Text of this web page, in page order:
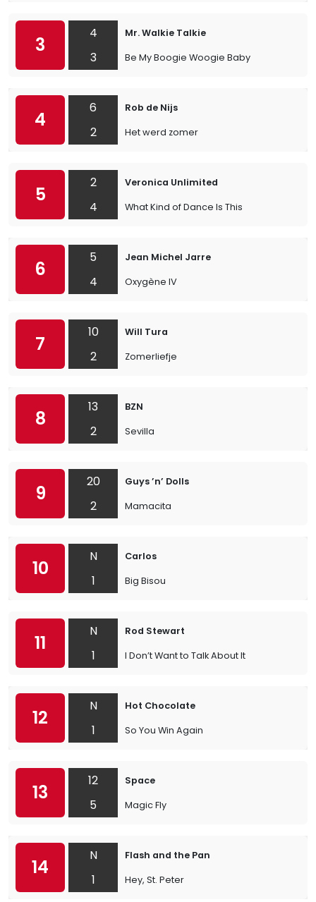
3
4
3
Mr. Walkie Talkie
Be My Boogie Woogie Baby
4
6
2
Rob de Nijs
Het werd zomer
5
2
4
Veronica Unlimited
What Kind of Dance Is This
6
5
4
Jean Michel Jarre
Oxygène IV
7
10
2
Will Tura
Zomerliefje
8
13
2
BZN
Sevilla
9
20
2
Guys ’n’ Dolls
Mamacita
10
N
1
Carlos
Big Bisou
11
N
1
Rod Stewart
I Don’t Want to Talk About It
12
N
1
Hot Chocolate
So You Win Again
13
12
5
Space
Magic Fly
14
N
1
Flash and the Pan
Hey, St. Peter